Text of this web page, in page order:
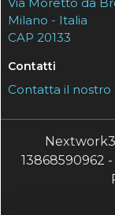
Milano - Italia
CAP 20133
Contatti
Contatta il
13868590962